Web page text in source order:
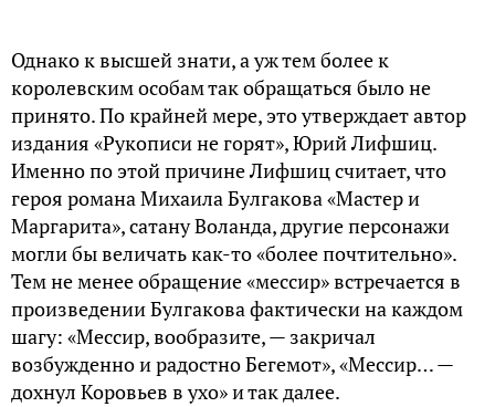
Однако к высшей знати, а уж тем более к
королевским особам так обращаться было не
принято. По крайней мере, это утверждает автор
издания «Рукописи не горят», Юрий Лифшиц.
Именно по этой причине Лифшиц считает, что
героя романа Михаила Булгакова «Мастер и
Маргарита», сатану Воланда, другие персонажи
могли бы величать как-то «более почтительно».
Тем не менее обращение «мессир» встречается в
произведении Булгакова фактически на каждом
шагу: «Мессир, вообразите, — закричал
возбужденно и радостно Бегемот», «Мессир… —
дохнул Коровьев в ухо» и так далее.